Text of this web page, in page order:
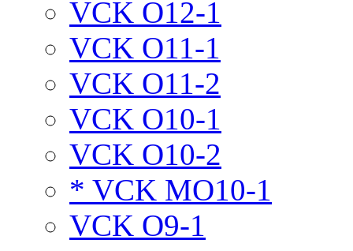
VCK O12-1
VCK O11-1
VCK O11-2
VCK O10-1
VCK O10-2
* VCK MO10-1
VCK O9-1